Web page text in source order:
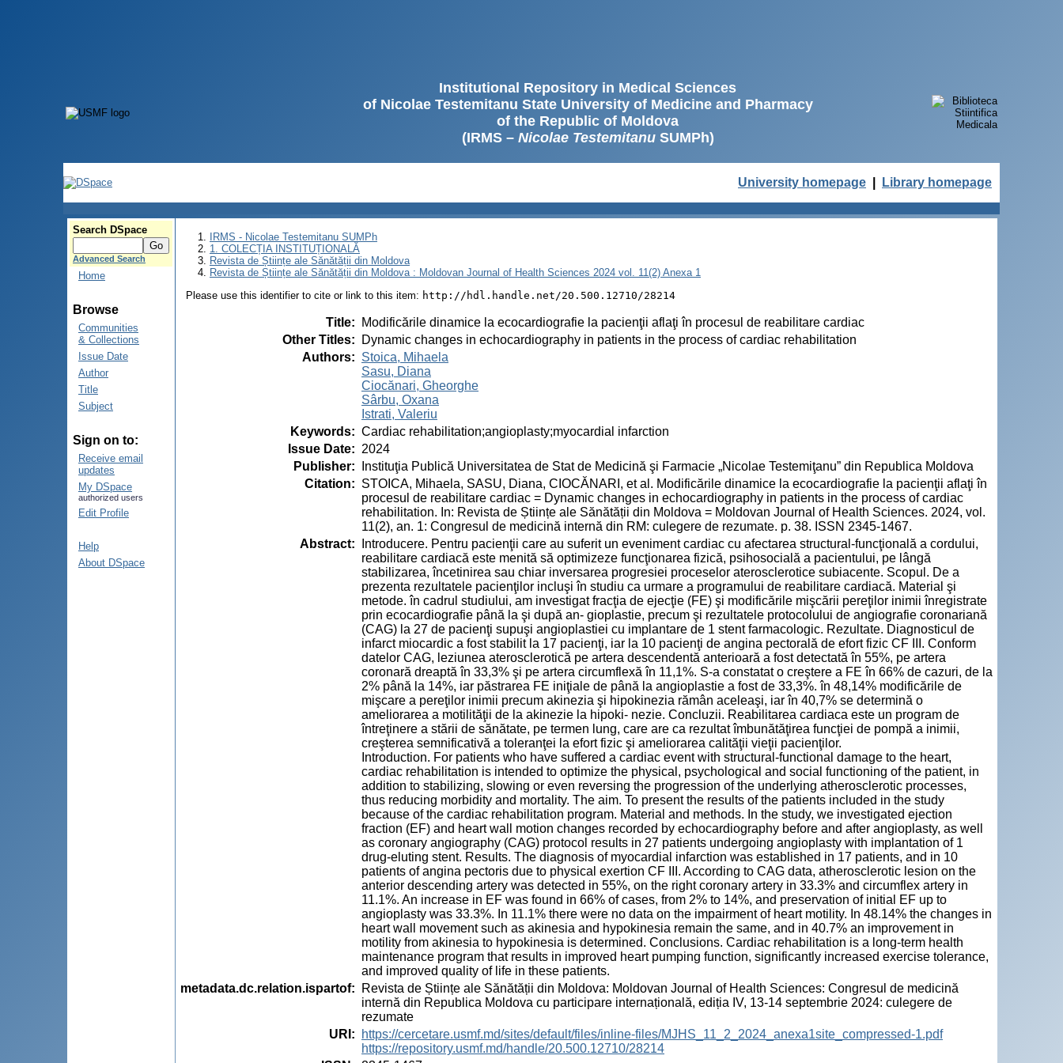
Institutional Repository in Medical Sciences
of Nicolae Testemitanu State University of Medicine and Pharmacy
of the Republic of Moldova
(IRMS – Nicolae TestemitanuSUMPh)
University homepage Library homepage
Search DSpace
Advanced Search
Home
Browse
Communities
& Collections
Issue Date
Author
Title
Subject
Sign on to:
Receive email
updates
My DSpace
authorized users
Edit Profile
Help
About DSpace
IRMS - Nicolae Testemitanu SUMPh
1. COLECȚIA INSTITUȚIONALĂ
Revista de Științe ale Sănătății din Moldova
Revista de Științe ale Sănătății din Moldova : Moldovan Journal of Health Sciences 2024 vol. 11(2) Anexa 1
Please use this identifier to cite or link to this item: http://hdl.handle.net/20.500.12710/28214
Title:
Modificările dinamice la ecocardiografie la pacienţii aflaţi în procesul de reabilitare cardiac
Other Titles:
Dynamic changes in echocardiography in patients in the process of cardiac rehabilitation
Authors: Stoica, Mihaela
Sasu, Diana
Ciocănari, Gheorghe
Sârbu, Oxana
Istrati, Valeriu
Keywords: Cardiac rehabilitation;angioplasty;myocardial infarction
Issue Date: 2024
Publisher:
Instituţia Publică Universitatea de Stat de Medicină şi Farmacie „Nicolae Testemiţanu” din Republica Moldova
Citation: STOICA, Mihaela, SASU, Diana, CIOCĂNARI, et al. Modificările dinamice la ecocardiografie la pacienţii aflaţi în
procesul de reabilitare cardiac = Dynamic changes in echocardiography in patients in the process of cardiac
rehabilitation. In: Revista de Științe ale Sănătății din Moldova = Moldovan Journal of Health Sciences. 2024, vol.
11(2), an. 1: Congresul de medicină internă din RM: culegere de rezumate. p. 38. ISSN 2345-1467.
Abstract:
Introducere. Pentru pacienţii care au suferit un eveniment cardiac cu afectarea structural-funcţională a cordului,
reabilitare cardiacă este menită să optimizeze funcţionarea fizică, psihosocială a pacientului, pe lângă
stabilizarea, încetinirea sau chiar inversarea progresiei proceselor aterosclerotice subiacente. Scopul. De a
prezenta rezultatele pacienţilor incluşi în studiu ca urmare a programului de reabilitare cardiacă. Material şi
metode. în cadrul studiului, am investigat fracţia de ejecţie (FE) şi modificările mişcării pereţilor inimii înregistrate
prin ecocardiografie până la şi după an- gioplastie, precum şi rezultatele protocolului de angiografie coronariană
(CAG) la 27 de pacienţi supuşi angioplastiei cu implantare de 1 stent farmacologic. Rezultate. Diagnosticul de
infarct miocardic a fost stabilit la 17 pacienţi, iar la 10 pacienţi de angina pectorală de efort fizic CF III. Conform
datelor CAG, leziunea aterosclerotică pe artera descendentă anterioară a fost detectată în 55%, pe artera
coronară dreaptă în 33,3% şi pe artera circumflexă în 11,1%. S-a constatat o creştere a FE în 66% de cazuri, de la
2% până la 14%, iar păstrarea FE iniţiale de până la angioplastie a fost de 33,3%. în 48,14% modificările de
mişcare a pereţilor inimii precum akinezia şi hipokinezia rămân aceleaşi, iar în 40,7% se determină o
ameliorarea a motilităţii de la akinezie la hipoki- nezie. Concluzii. Reabilitarea cardiaca este un program de
întreţinere a stării de sănătate, pe termen lung, care are ca rezultat îmbunătăţirea funcţiei de pompă a inimii,
creşterea semnificativă a toleranţei la efort fizic şi ameliorarea calităţii vieţii pacienţilor.
Introduction. For patients who have suffered a cardiac event with structural-functional damage to the heart,
cardiac rehabilitation is intended to optimize the physical, psychological and social functioning of the patient, in
addition to stabilizing, slowing or even reversing the progression of the underlying atherosclerotic processes,
thus reducing morbidity and mortality. The aim. To present the results of the patients included in the study
because of the cardiac rehabilitation program. Material and methods. In the study, we investigated ejection
fraction (EF) and heart wall motion changes recorded by echocardiography before and after angioplasty, as well
as coronary angiography (CAG) protocol results in 27 patients undergoing angioplasty with implantation of 1
drug-eluting stent. Results. The diagnosis of myocardial infarction was established in 17 patients, and in 10
patients of angina pectoris due to physical exertion CF III. According to CAG data, atherosclerotic lesion on the
anterior descending artery was detected in 55%, on the right coronary artery in 33.3% and circumflex artery in
11.1%. An increase in EF was found in 66% of cases, from 2% to 14%, and preservation of initial EF up to
angioplasty was 33.3%. In 11.1% there were no data on the impairment of heart motility. In 48.14% the changes in
heart wall movement such as akinesia and hypokinesia remain the same, and in 40.7% an improvement in
motility from akinesia to hypokinesia is determined. Conclusions. Cardiac rehabilitation is a long-term health
maintenance program that results in improved heart pumping function, significantly increased exercise tolerance,
and improved quality of life in these patients.
metadata.dc.relation.ispartof:
Revista de Științe ale Sănătății din Moldova: Moldovan Journal of Health Sciences: Congresul de medicină
internă din Republica Moldova cu participare internațională, ediția IV, 13-14 septembrie 2024: culegere de
rezumate
URI :
https://cercetare.usmf.md/sites/default/files/inline-files/MJHS_11_2_2024_anexa1site_compressed-1.pdf
https://repository.usmf.md/handle/20.500.12710/28214